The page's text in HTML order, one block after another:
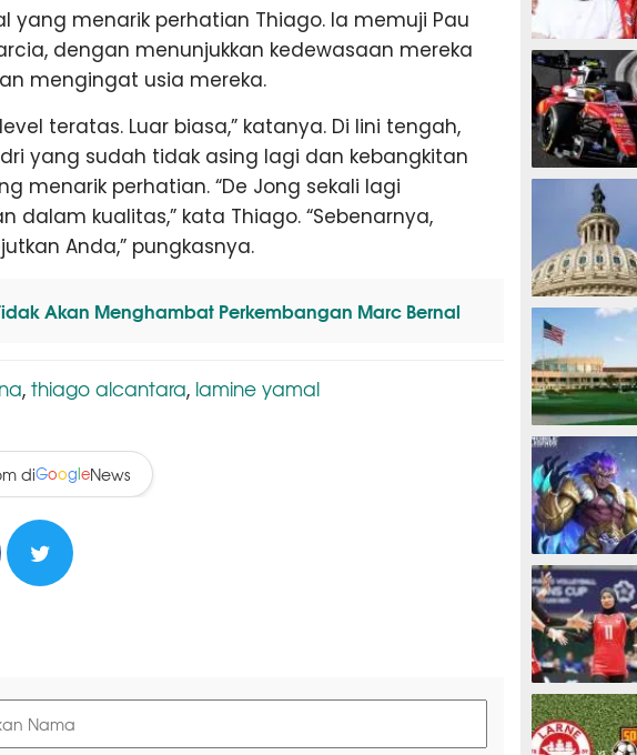
yang menarik perhatian Thiago. Ia memuji Pau
dengan menunjukkan kedewasaan mereka
mengingat usia mereka.
teratas. Luar biasa,” katanya. Di lini tengah,
yang sudah tidak asing lagi dan kebangkitan
menarik perhatian. “De Jong sekali lagi
dalam kualitas,” kata Thiago. “Sebenarnya,
Anda,” pungkasnya.
Akan Menghambat Perkembangan Marc Bernal
, thiago alcantara, lamine yamal
diGoogleNews
MOTOGP
F1
TINJU
GOLF
ESPORTS
OLAHRAGA LAIN